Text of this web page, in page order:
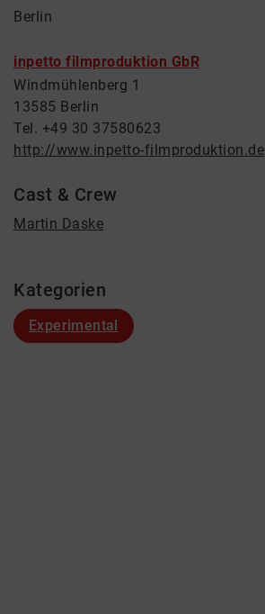
Berlin
inpetto filmproduktion GbR
Windmühlenberg 1
13585 Berlin
Tel. +49 30 37580623
http://www.inpetto-filmproduktion.de
Cast & Crew
Martin Daske
Kategorien
Experimental